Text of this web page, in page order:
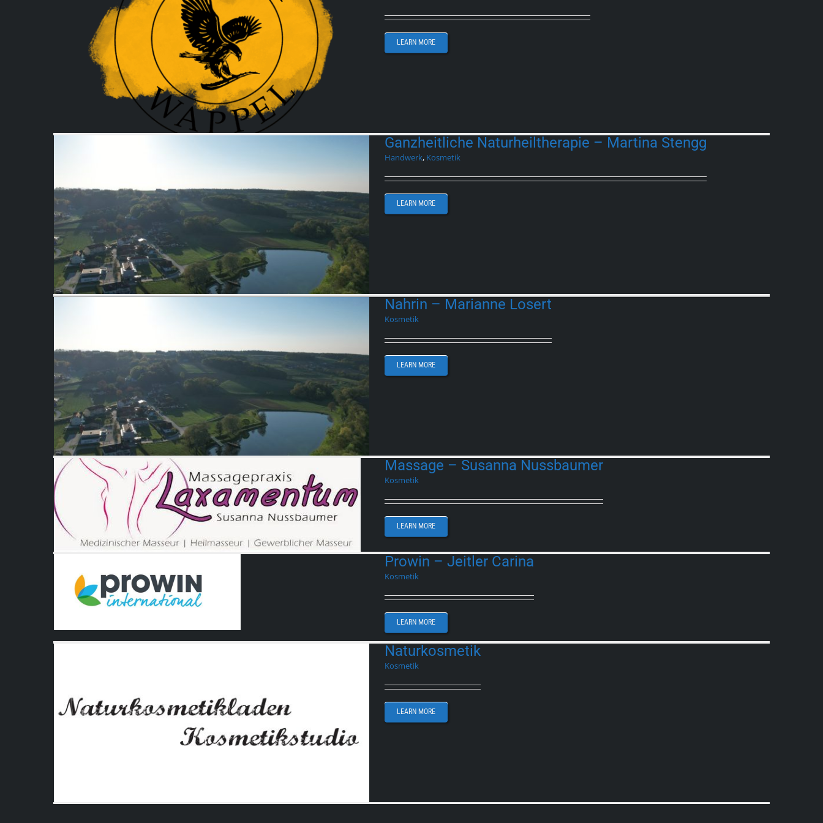
LEARN MORE
Ganzheitliche Naturheiltherapie – Martina Stengg
Handwerk, Kosmetik
LEARN MORE
Nahrin – Marianne Losert
Kosmetik
LEARN MORE
Massage – Susanna Nussbaumer
Kosmetik
LEARN MORE
Prowin – Jeitler Carina
Kosmetik
LEARN MORE
Naturkosmetik
Kosmetik
LEARN MORE